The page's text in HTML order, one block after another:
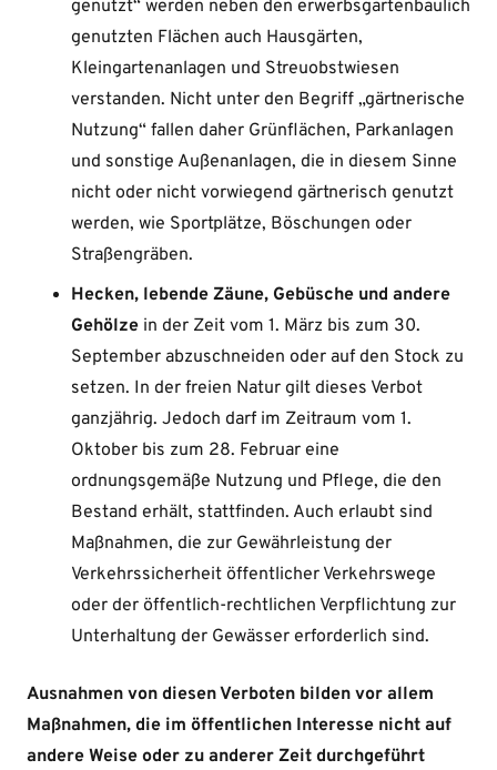
genutzt“ werden neben den erwerbsgartenbaulich
genutzten Flächen auch Hausgärten,
Kleingartenanlagen und Streuobstwiesen
verstanden. Nicht unter den Begriff „gärtnerische
Nutzung“ fallen daher Grünflächen, Parkanlagen
und sonstige Außenanlagen, die in diesem Sinne
nicht oder nicht vorwiegend gärtnerisch genutzt
werden, wie Sportplätze, Böschungen oder
Straßengräben.
Hecken, lebende Zäune, Gebüsche und andere
Gehölze in der Zeit vom 1. März bis zum 30.
September abzuschneiden oder auf den Stock zu
setzen. In der freien Natur gilt dieses Verbot
ganzjährig. Jedoch darf im Zeitraum vom 1.
Oktober bis zum 28. Februar eine
ordnungsgemäße Nutzung und Pflege, die den
Bestand erhält, stattfinden. Auch erlaubt sind
Maßnahmen, die zur Gewährleistung der
Verkehrssicherheit öffentlicher Verkehrswege
oder der öffentlich-rechtlichen Verpflichtung zur
Unterhaltung der Gewässer erforderlich sind.
Ausnahmen von diesen Verboten bilden vor allem
Maßnahmen, die im öffentlichen Interesse nicht auf
andere Weise oder zu anderer Zeit durchgeführt